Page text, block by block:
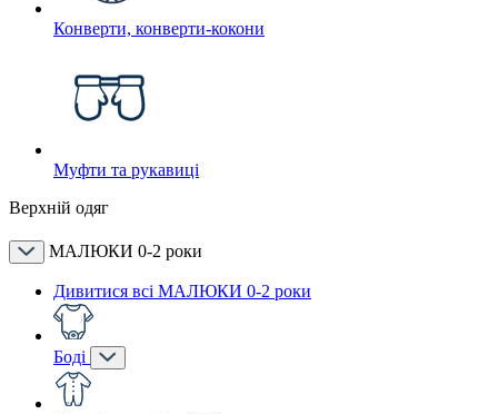
Конверти, конверти-кокони
Муфти та рукавиці
Верхній одяг
МАЛЮКИ 0-2 роки
Дивитися всі МАЛЮКИ 0-2 роки
Боді